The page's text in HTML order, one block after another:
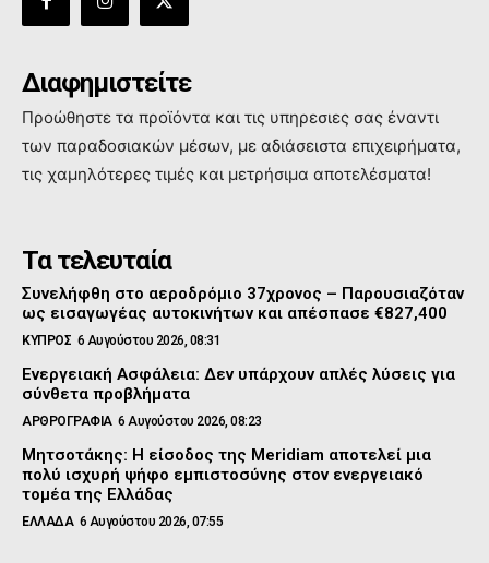
Διαφημιστείτε
Προώθηστε τα προϊόντα και τις υπηρεσιες σας έναντι
των παραδοσιακών μέσων, με αδιάσειστα επιχειρήματα,
τις χαμηλότερες τιμές και μετρήσιμα αποτελέσματα!
Τα τελευταία
Συνελήφθη στο αεροδρόμιο 37χρονος – Παρουσιαζόταν
ως εισαγωγέας αυτοκινήτων και απέσπασε €827,400
ΚΥΠΡΟΣ 6 Αυγούστου 2026, 08:31
Ενεργειακή Ασφάλεια: Δεν υπάρχουν απλές λύσεις για
σύνθετα προβλήματα
ΑΡΘΡΟΓΡΑΦΙΑ 6 Αυγούστου 2026, 08:23
Μητσοτάκης: Η είσοδος της Meridiam αποτελεί μια
πολύ ισχυρή ψήφο εμπιστοσύνης στον ενεργειακό
τομέα της Ελλάδας
ΕΛΛΑΔΑ 6 Αυγούστου 2026, 07:55